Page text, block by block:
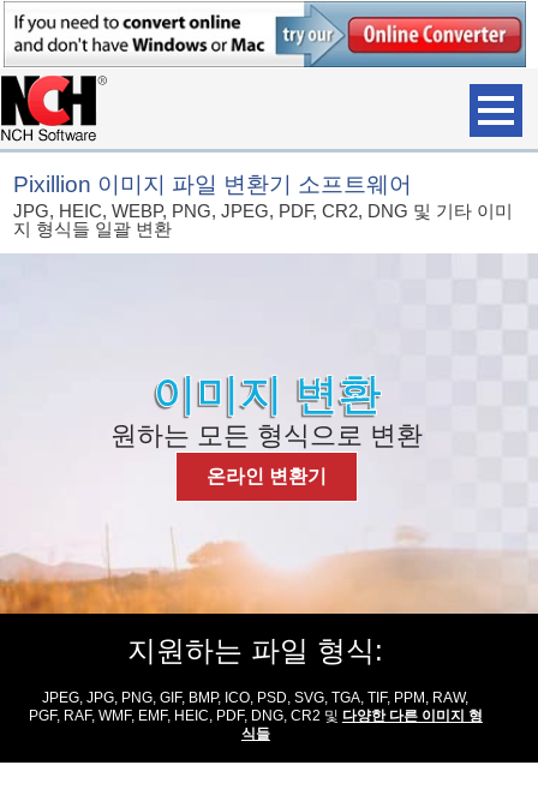
Pixillion 이미지 파일 변환기 소프트웨어
JPG, HEIC, WEBP, PNG, JPEG, PDF, CR2, DNG 및 기타 이미
지 형식들 일괄 변환
이미지 변환
원하는 모든 형식으로 변환
온라인 변환기
지원하는 파일 형식:
JPEG, JPG, PNG, GIF, BMP, ICO, PSD, SVG, TGA, TIF, PPM, RAW,
PGF, RAF, WMF, EMF, HEIC, PDF, DNG, CR2 및 다양한 다른 이미지 형
식들